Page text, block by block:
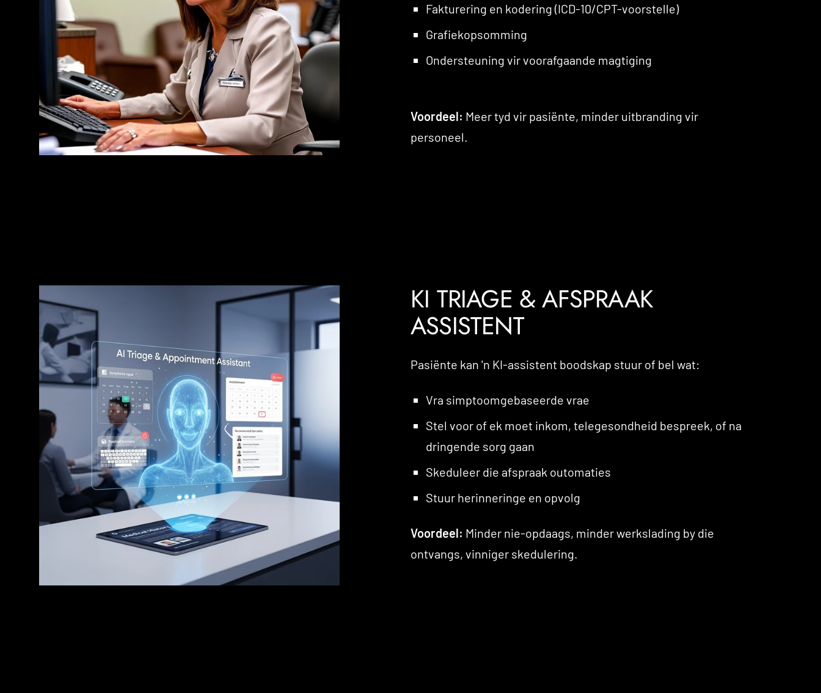
Fakturering en kodering (ICD-10/CPT-voorstelle)
Grafiekopsomming
Ondersteuning vir voorafgaande magtiging
Voordeel: Meer tyd vir pasiënte, minder uitbranding vir
personeel.
KI TRIAGE & AFSPRAAK
ASSISTENT
Pasiënte kan 'n KI-assistent boodskap stuur of bel wat:
Vra simptoomgebaseerde vrae
Stel voor of ek moet inkom, telegesondheid bespreek, of na
dringende sorg gaan
Skeduleer die afspraak outomaties
Stuur herinneringe en opvolg
Voordeel: Minder nie-opdaags, minder werkslading by die
ontvangs, vinniger skedulering.